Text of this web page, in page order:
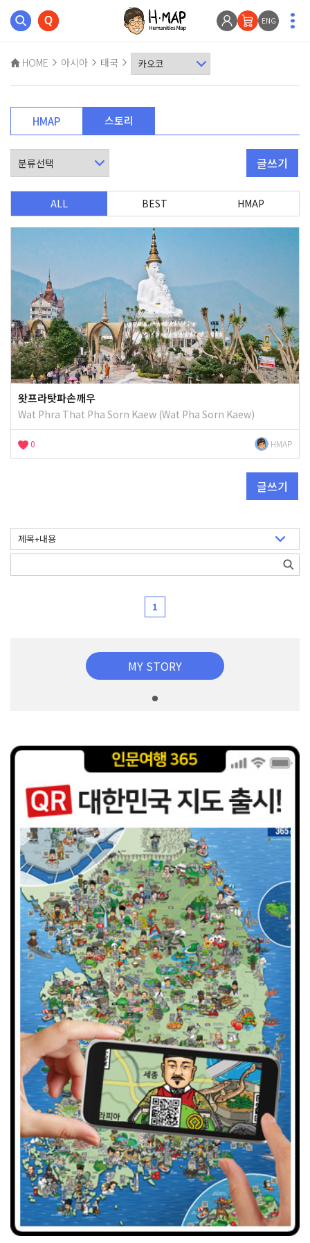
ENG
HOME 아시아 태국
HMAP 스토리
글쓰기
ALL BEST HMAP
왓프라탓파손깨우
Wat Phra That Pha Sorn Kaew (Wat Pha Sorn Kaew)
0 HMAP
글쓰기
1
MY STORY